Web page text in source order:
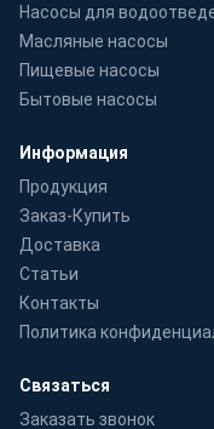
Насосы для
Масляные насосы
Пищевые насосы
Бытовые насосы
Информация
Продукция
Заказ-Купить
Доставка
Статьи
Контакты
Политика
Связаться
Заказать звонок